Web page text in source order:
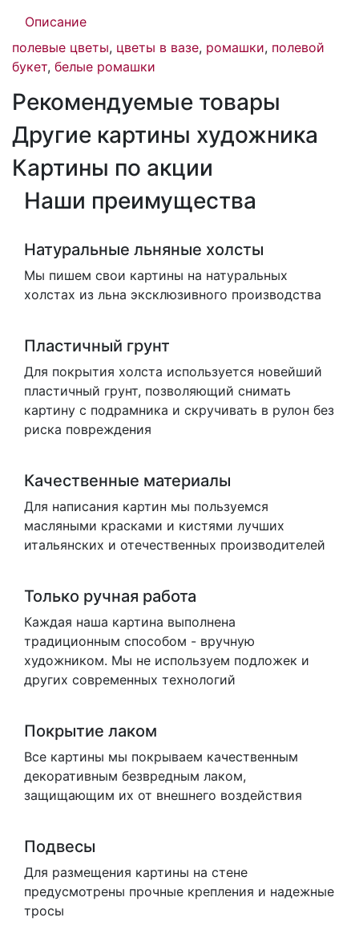
Описание
полевые цветы, цветы в вазе, ромашки, полевой
букет, белые ромашки
Рекомендуемые товары
Другие картины художника
Картины по акции
Наши преимущества
Натуральные льняные холсты
Мы пишем свои картины на натуральных
холстах из льна эксклюзивного производства
Пластичный грунт
Для покрытия холста используется новейший
пластичный грунт, позволяющий снимать
картину с подрамника и скручивать в рулон без
риска повреждения
Качественные материалы
Для написания картин мы пользуемся
масляными красками и кистями лучших
итальянских и отечественных производителей
Только ручная работа
Каждая наша картина выполнена
традиционным способом - вручную
художником. Мы не используем подложек и
других современных технологий
Покрытие лаком
Все картины мы покрываем качественным
декоративным безвредным лаком,
защищающим их от внешнего воздействия
Подвесы
Для размещения картины на стене
предусмотрены прочные крепления и надежные
тросы